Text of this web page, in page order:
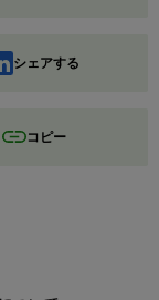
シェアする
コピー